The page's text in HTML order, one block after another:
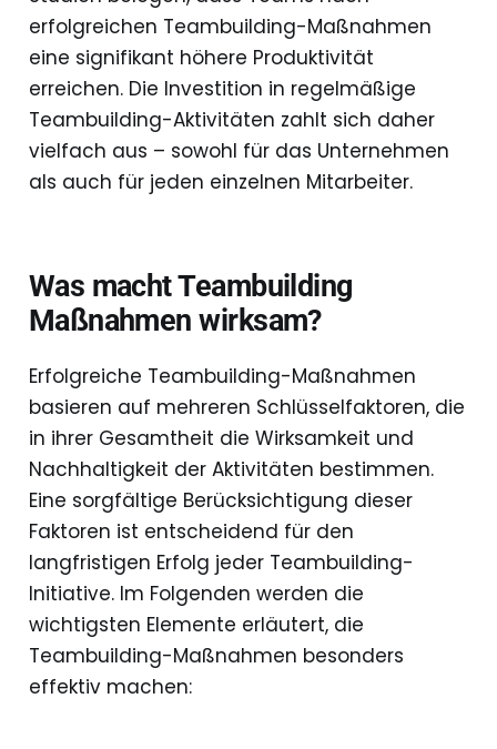
erfolgreichen Teambuilding-Maßnahmen
eine signifikant höhere Produktivität
erreichen. Die Investition in regelmäßige
Teambuilding-Aktivitäten zahlt sich daher
vielfach aus – sowohl für das Unternehmen
als auch für jeden einzelnen Mitarbeiter.
Was macht Teambuilding
Maßnahmen wirksam?
Erfolgreiche Teambuilding-Maßnahmen
basieren auf mehreren Schlüsselfaktoren, die
in ihrer Gesamtheit die Wirksamkeit und
Nachhaltigkeit der Aktivitäten bestimmen.
Eine sorgfältige Berücksichtigung dieser
Faktoren ist entscheidend für den
langfristigen Erfolg jeder Teambuilding-
Initiative. Im Folgenden werden die
wichtigsten Elemente erläutert, die
Teambuilding-Maßnahmen besonders
effektiv machen: